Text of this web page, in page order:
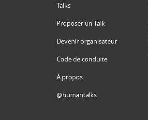
Talks
Proposer un Talk
Devenir organisateur
Code de conduite
À propos
@humantalks